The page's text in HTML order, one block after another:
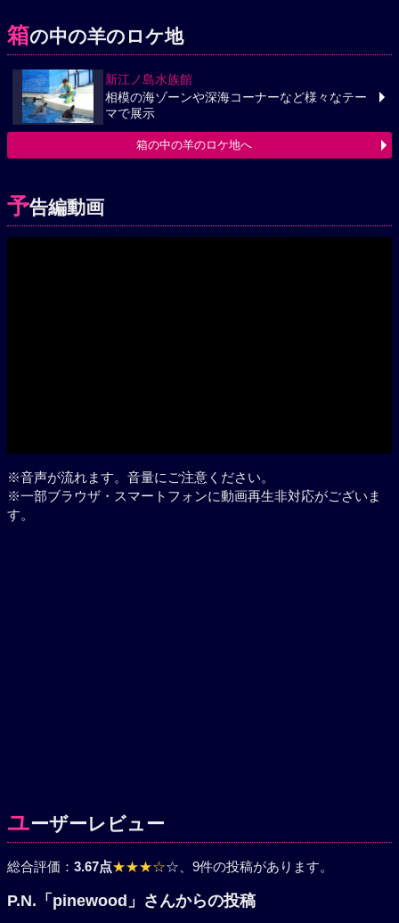
箱の中の羊のロケ地
新江ノ島水族館
相模の海ゾーンや深海コーナーなど様々なテー
マで展示
箱の中の羊のロケ地へ
予告編動画
※音声が流れます。音量にご注意ください。
※一部ブラウザ・スマートフォンに動画再生非対応がございま
す。
ユーザーレビュー
総合評価： 3.67点★★★☆☆、9件の投稿があります。